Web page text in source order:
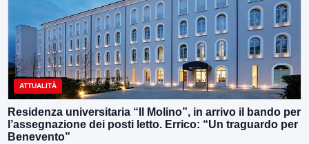
ATTUALITÀ
Residenza universitaria “Il Molino”, in arrivo il bando per
l’assegnazione dei posti letto. Errico: “Un traguardo per
Benevento”